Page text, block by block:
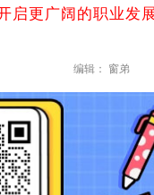
启更广阔的职业发
编辑： 窗弟